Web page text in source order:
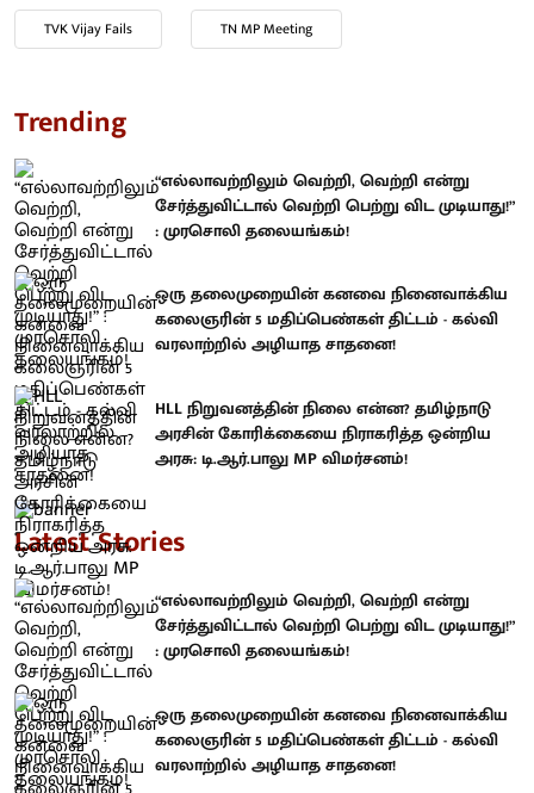
TVK Vijay Fails TN MP Meeting
Trending
“எல்லாவற்றிலும் வெற்றி, வெற்றி என்று
சேர்த்துவிட்டால் வெற்றி பெற்று விட முடியாது!”
: முரசொலி தலையங்கம்!
ஒரு தலைமுறையின் கனவை நினைவாக்கிய
கலைஞரின் 5 மதிப்பெண்கள் திட்டம் - கல்வி
வரலாற்றில் அழியாத சாதனை!
HLL நிறுவனத்தின் நிலை என்ன? தமிழ்நாடு
அரசின் கோரிக்கையை நிராகரித்த ஒன்றிய
அரசு: டி.ஆர்.பாலு MP விமர்சனம்!
Latest Stories
“எல்லாவற்றிலும் வெற்றி, வெற்றி என்று
சேர்த்துவிட்டால் வெற்றி பெற்று விட முடியாது!”
: முரசொலி தலையங்கம்!
ஒரு தலைமுறையின் கனவை நினைவாக்கிய
கலைஞரின் 5 மதிப்பெண்கள் திட்டம் - கல்வி
வரலாற்றில் அழியாத சாதனை!